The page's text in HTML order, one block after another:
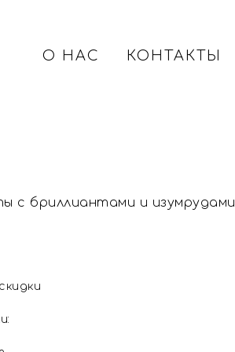
О НАС КОНТАКТЫ
с бриллиантами и изумрудами